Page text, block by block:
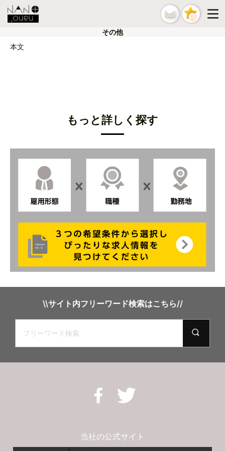
0
その他
本文
もっと詳しく探す
\\サイト内フリーワード検索はこちら//
当社の公式サイト